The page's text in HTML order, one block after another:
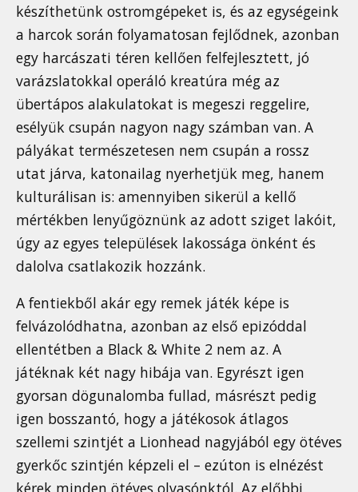
készíthetünk ostromgépeket is, és az egységeink
a harcok során folyamatosan fejlődnek, azonban
egy harcászati téren kellően felfejlesztett, jó
varázslatokkal operáló kreatúra még az
übertápos alakulatokat is megeszi reggelire,
esélyük csupán nagyon nagy számban van. A
pályákat természetesen nem csupán a rossz
utat járva, katonailag nyerhetjük meg, hanem
kulturálisan is: amennyiben sikerül a kellő
mértékben lenyűgöznünk az adott sziget lakóit,
úgy az egyes települések lakossága önként és
dalolva csatlakozik hozzánk.
A fentiekből akár egy remek játék képe is
felvázolódhatna, azonban az első epizóddal
ellentétben a Black & White 2 nem az. A
játéknak két nagy hibája van. Egyrészt igen
gyorsan dögunalomba fullad, másrészt pedig
igen bosszantó, hogy a játékosok átlagos
szellemi szintjét a Lionhead nagyjából egy ötéves
gyerkőc szintjén képzeli el – ezúton is elnézést